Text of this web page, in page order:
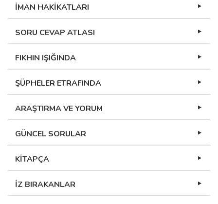
İMAN HAKİKATLARI
SORU CEVAP ATLASI
FIKHIN IŞIĞINDA
ŞÜPHELER ETRAFINDA
ARAŞTIRMA VE YORUM
GÜNCEL SORULAR
KİTAPÇA
İZ BIRAKANLAR